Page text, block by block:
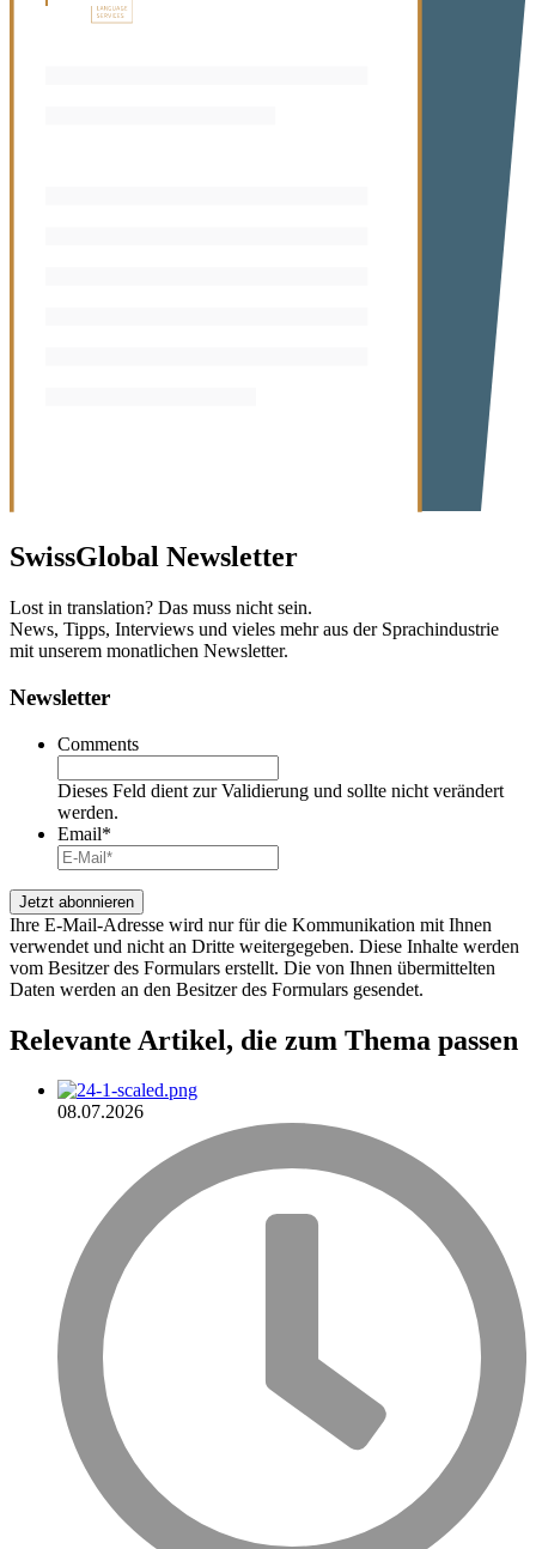
SwissGlobal Newsletter
Lost in translation? Das muss nicht sein.
News, Tipps, Interviews und vieles mehr aus der Sprachindustrie
mit unserem monatlichen Newsletter.
Newsletter
Comments
Dieses Feld dient zur Validierung und sollte nicht verändert
werden.
Email*
Ihre E-Mail-Adresse wird nur für die Kommunikation mit Ihnen
verwendet und nicht an Dritte weitergegeben. Diese Inhalte werden
vom Besitzer des Formulars erstellt. Die von Ihnen übermittelten
Daten werden an den Besitzer des Formulars gesendet.
Relevante Artikel, die zum Thema passen
08.07.2026